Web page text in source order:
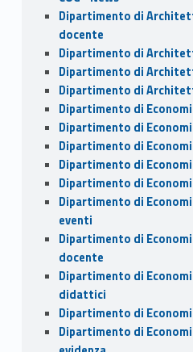
Dipartimento di
docente
Dipartimento di
Dipartimento di
Dipartimento di
Dipartimento di
Dipartimento di
Dipartimento di
Dipartimento di
Dipartimento di
Dipartimento di
eventi
Dipartimento di
docente
Dipartimento di
didattici
Dipartimento di
Dipartimento di